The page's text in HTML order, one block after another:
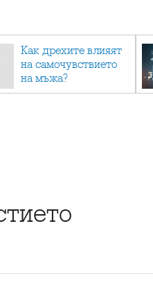
Как дрехите влияят
на самочувствието
на мъжа?